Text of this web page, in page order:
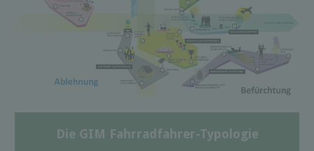
Die GIM Fahrradfahrer-Typologie